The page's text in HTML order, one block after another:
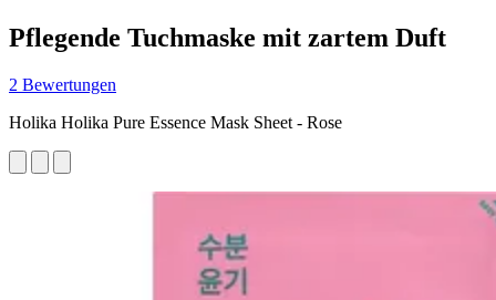
Pflegende Tuchmaske mit zartem Duft
2 Bewertungen
Holika Holika Pure Essence Mask Sheet - Rose